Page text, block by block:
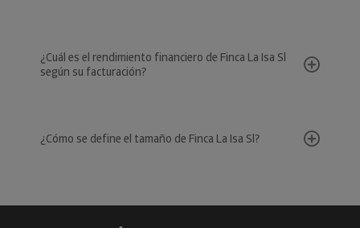
¿Cuál es el rendimiento financiero de Finca La Isa Sl
según su facturación?
¿Cómo se define el tamaño de Finca La Isa Sl?